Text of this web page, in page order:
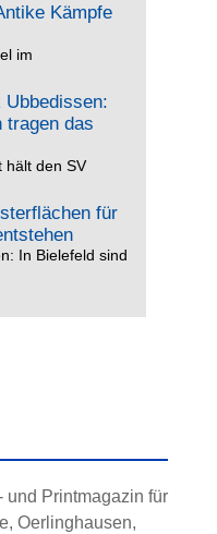
Kämpfe
im
tragen das
hält den SV
für
In Bielefeld sind
und Printmagazin für
Oerlinghausen,